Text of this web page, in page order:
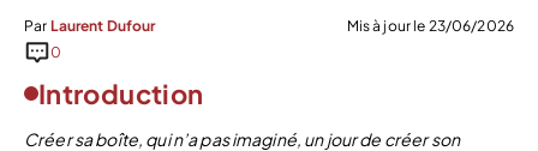
Par Laurent Dufour
Mis à jour le 23/06/2026
0
Introduction
Créer sa boîte, qui n’a pas imaginé, un jour de créer son